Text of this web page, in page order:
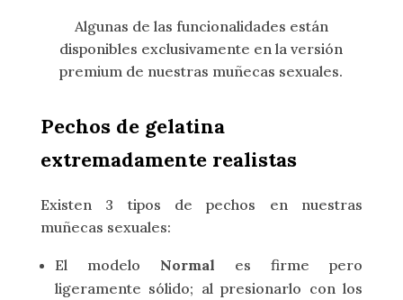
Algunas de las funcionalidades están
disponibles exclusivamente en la versión
premium de nuestras muñecas sexuales.
Pechos de gelatina
extremadamente realistas
Existen 3 tipos de pechos en nuestras
muñecas sexuales:
El modelo Normal es firme pero
ligeramente sólido; al presionarlo con los